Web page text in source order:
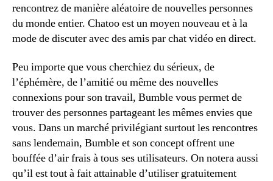
rencontrez de manière aléatoire de nouvelles personnes
du monde entier. Chatoo est un moyen nouveau et à la
mode de discuter avec des amis par chat vidéo en direct.
Peu importe que vous cherchiez du sérieux, de
l’éphémère, de l’amitié ou même des nouvelles
connexions pour son travail, Bumble vous permet de
trouver des personnes partageant les mêmes envies que
vous. Dans un marché privilégiant surtout les rencontres
sans lendemain, Bumble et son concept offrent une
bouffée d’air frais à tous ses utilisateurs. On notera aussi
qu’il est tout à fait attainable d’utiliser gratuitement